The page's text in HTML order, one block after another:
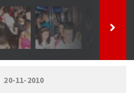
20-11-2010